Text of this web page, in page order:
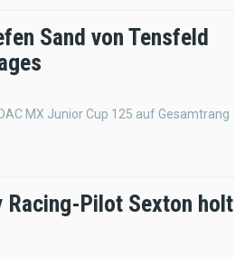
Sand von Tensfeld
MX Junior Cup 125 auf Gesamtrang
Racing-Pilot Sexton holt